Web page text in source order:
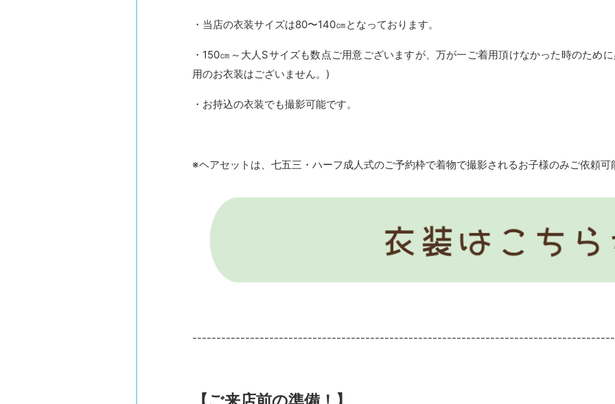
・当店の衣装サイズは80〜140㎝となっております。
・150㎝～大人Sサイズも数点ご用意ございますが、万が一ご着用頂けなかった時のため
用のお衣装はございません。)
・お持込の衣装でも撮影可能です。
※ヘアセットは、七五三・ハーフ成人式のご予約枠で着物で撮影されるお子様のみご依頼可